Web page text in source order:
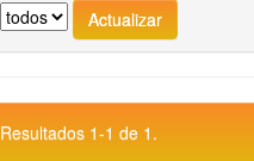
Resultados 1-1 de 1.